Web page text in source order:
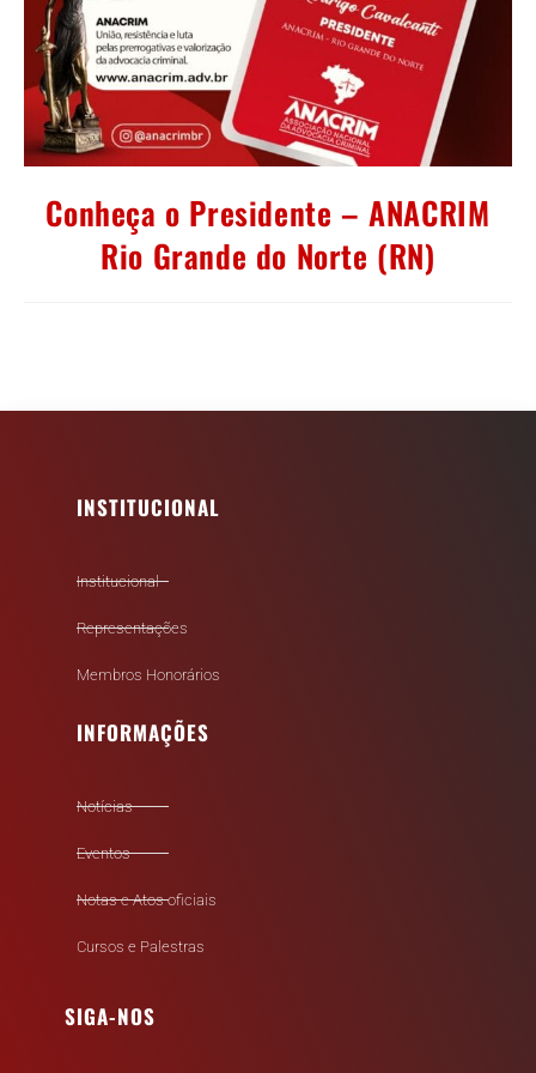
Conheça o Presidente – ANACRIM
Rio Grande do Norte (RN)
INSTITUCIONAL
Institucional
Representações
Membros Honorários
INFORMAÇÕES
Notícias
Eventos
Notas e Atos oficiais
Cursos e Palestras
SIGA-NOS